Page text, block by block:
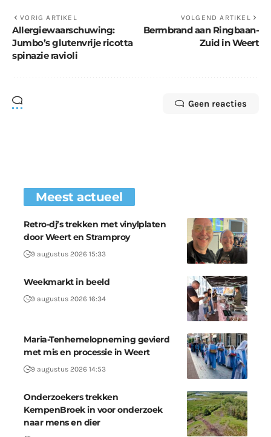
VORIG ARTIKEL
Allergiewaarschuwing:
Jumbo’s glutenvrije ricotta
spinazie ravioli
VOLGEND ARTIKEL
Bermbrand aan Ringbaan-
Zuid in Weert
Geen reacties
Meest actueel
Retro-dj’s trekken met vinylplaten
door Weert en Stramproy
9 augustus 2026 15:33
Weekmarkt in beeld
9 augustus 2026 16:34
Maria-Tenhemelopneming gevierd
met mis en processie in Weert
9 augustus 2026 14:53
Onderzoekers trekken
KempenBroek in voor onderzoek
naar mens en dier